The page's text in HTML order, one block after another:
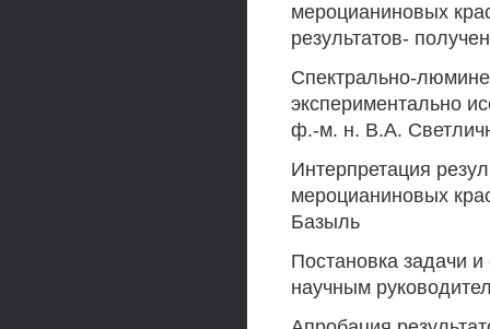
мероцианиновых
результатов-
Спектрально-
экспериментально
ф.-м. н. В.А.
Интерпретация
мероцианиновых
Базыль
Постановка задачи
научным